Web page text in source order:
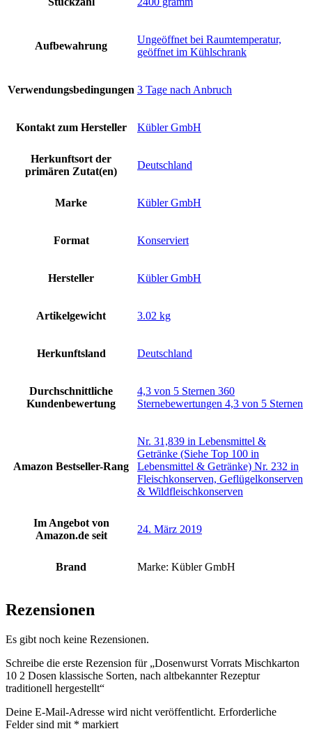
Aufbewahrung
‎Ungeöffnet bei Raumtemperatur,
geöffnet im Kühlschrank
Verwendungsbedingungen ‎3 Tage nach Anbruch
Kontakt zum Hersteller ‎Kübler GmbH
Herkunftsort der
primären Zutat(en)
‎Deutschland
Marke ‎Kübler GmbH
Format ‎Konserviert
Hersteller ‎Kübler GmbH
Artikelgewicht ‎3.02 kg
Herkunftsland ‎Deutschland
Durchschnittliche
Kundenbewertung
4,3 von 5 Sternen 360
Sternebewertungen 4,3 von 5 Sternen
Amazon Bestseller-Rang
Nr. 31,839 in Lebensmittel &
Getränke (Siehe Top 100 in
Lebensmittel & Getränke) Nr. 232 in
Fleischkonserven, Geflügelkonserven
& Wildfleischkonserven
Im Angebot von
Amazon.de seit
24. März 2019
Brand Marke: Kübler GmbH
Rezensionen
Es gibt noch keine Rezensionen.
Schreibe die erste Rezension für „Dosenwurst Vorrats Mischkarton
10 2 Dosen klassische Sorten, nach altbekannter Rezeptur
traditionell hergestellt“
Deine E-Mail-Adresse wird nicht veröffentlicht. Erforderliche
Felder sind mit * markiert